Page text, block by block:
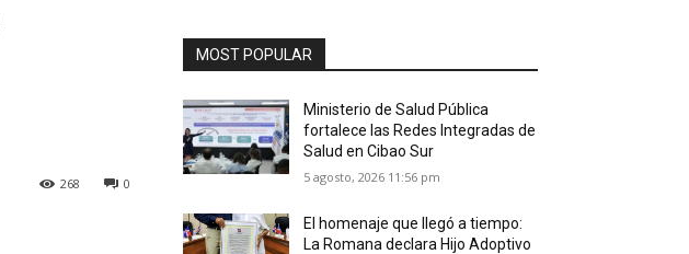
0
268
MOST POPULAR
Ministerio de Salud Pública
fortalece las Redes Integradas de
Salud en Cibao Sur
5 agosto, 2026 11:56 pm
El homenaje que llegó a tiempo:
La Romana declara Hijo Adoptivo